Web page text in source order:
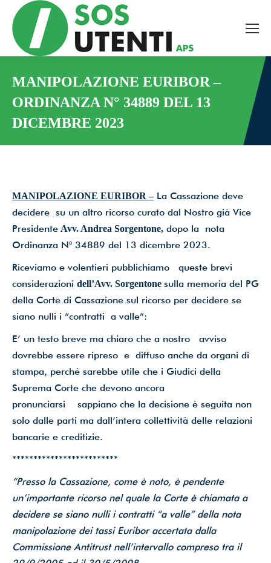
MANIPOLAZIONE EURIBOR –
ORDINANZA N° 34889 DEL 13
DICEMBRE 2023
MANIPOLAZIONE EURIBOR –La Cassazione deve
decidere su un altro ricorso curato dal Nostro già Vice
Presidente Avv. Andrea Sorgentone, dopo la nota
Ordinanza N° 34889 del 13 dicembre 2023.
Riceviamo e volentieri pubblichiamo queste brevi
considerazioni dell’Avv. Sorgentone sulla memoria del PG
della Corte di Cassazione sul ricorso per decidere se
siano nulli i “contratti a valle”:
E’ un testo breve ma chiaro che a nostro avviso
dovrebbe essere ripreso e diffuso anche da organi di
stampa, perché sarebbe utile che i Giudici della
Suprema Corte che devono ancora
pronunciarsi sappiano che la decisione è seguita non
solo dalle parti ma dall’intera collettività delle relazioni
bancarie e creditizie.
*************************
“Presso la Cassazione, come è noto, è pendente
un’importante ricorso nel quale la Corte è chiamata a
decidere se siano nulli i contratti “a valle” della nota
manipolazione dei tassi Euribor accertata dalla
Commissione Antitrust nell’intervallo compreso tra il
Tutte le novità dal mondo
della tutela bancaria,
ambientale e sanitaria, a
portata di mano!
Email
Accetto le condizioni per il trattamento dei
dati*
Iscriviti ora!
Powered byARForms(Unlicensed)